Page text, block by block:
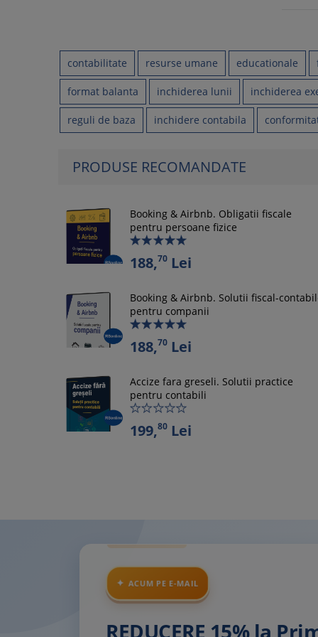
contabilitate resurse umane educationale
format balanta inchiderea lunii inchiderea
reguli de baza inchidere contabila
PRODUSE RECOMANDATE
Booking & Airbnb. Obligatii fiscale
pentru persoane fizice
188,70 Lei
Booking & Airbnb. Solutii fiscal-
pentru companii
188,70 Lei
Accize fara greseli. Solutii practice
pentru contabili
199,80 Lei
ACUM PE E-MAIL
REDUCERE 15% la